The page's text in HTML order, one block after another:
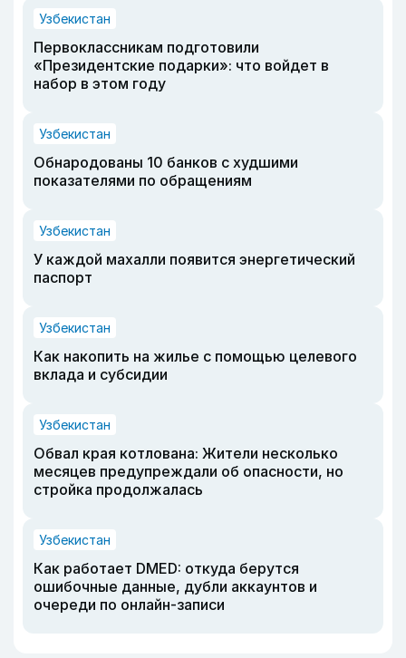
Узбекистан
Первоклассникам подготовили
«Президентские подарки»: что войдет в
набор в этом году
Узбекистан
Обнародованы 10 банков с худшими
показателями по обращениям
Узбекистан
У каждой махалли появится энергетический
паспорт
Узбекистан
Как накопить на жилье с помощью целевого
вклада и субсидии
Узбекистан
Обвал края котлована: Жители несколько
месяцев предупреждали об опасности, но
стройка продолжалась
Узбекистан
Как работает DMED: откуда берутся
ошибочные данные, дубли аккаунтов и
очереди по онлайн-записи